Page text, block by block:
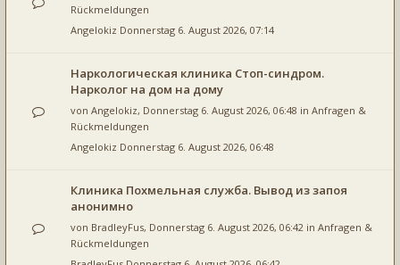
Rückmeldungen
Angelokiz Donnerstag 6. August 2026, 07:14
Наркологическая клиника Стоп-синдром.
Нарколог на дом на дому
von Angelokiz, Donnerstag 6. August 2026, 06:48 in Anfragen &
Rückmeldungen
Angelokiz Donnerstag 6. August 2026, 06:48
Клиника Похмельная служба. Вывод из запоя
анонимно
von BradleyFus, Donnerstag 6. August 2026, 06:42 in Anfragen &
Rückmeldungen